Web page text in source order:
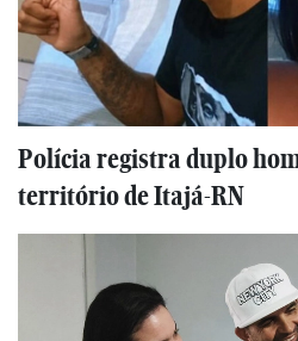
Polícia registra duplo
território de Itajá-RN